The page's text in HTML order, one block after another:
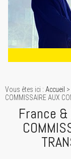
Vous êtes ici : Accueil >
COMMISSAIRE AUX
France &